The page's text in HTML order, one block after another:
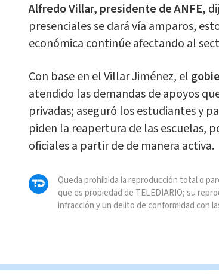
Alfredo Villar, presidente de ANFE,
presenciales se dará vía amparos,
económica continúe afectando al
Con base en el Villar Jiménez, el
atendido las demandas de apoyos
privadas; aseguró los estudiantes y
piden la reapertura de las escuelas,
oficiales a partir de de manera activa.
Queda prohibida la reproducción total o
que es propiedad de TELEDIARIO; su
infracción y un delito de conformidad con